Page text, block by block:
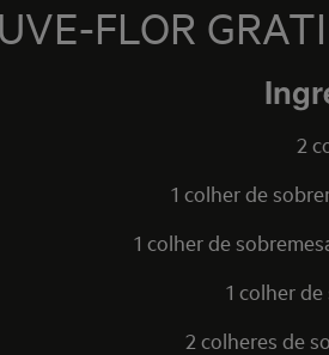
FLOR
2
1 colher de
1 colher de
1 colher
2 colheres de